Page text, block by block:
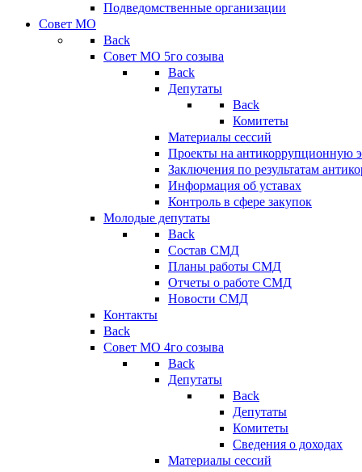
Подведомственные организации
Совет МО
Back
Совет МО 5го созыва
Back
Депутаты
Back
Комитеты
Материалы сессий
Проекты на антикоррупционную
Заключения по результатам
Информация об уставах
Контроль в сфере закупок
Молодые депутаты
Back
Состав СМД
Планы работы СМД
Отчеты о работе СМД
Новости СМД
Контакты
Back
Совет МО 4го созыва
Back
Депутаты
Back
Депутаты
Комитеты
Сведения о доходах
Материалы сессий